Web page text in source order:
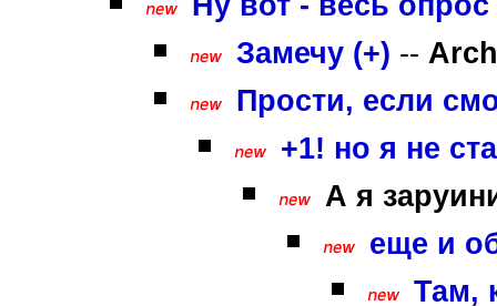
Замечу (+) --
Прости, если
+1! но я не
А я
еще и
Там,